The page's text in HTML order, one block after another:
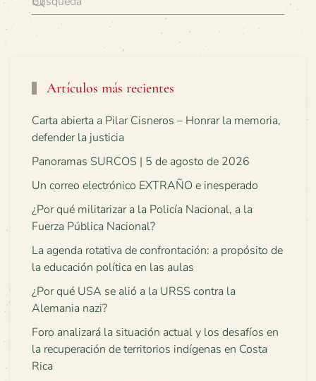
Artículos más recientes
Carta abierta a Pilar Cisneros – Honrar la memoria,
defender la justicia
Panoramas SURCOS | 5 de agosto de 2026
Un correo electrónico EXTRAÑO e inesperado
¿Por qué militarizar a la Policía Nacional, a la
Fuerza Pública Nacional?
La agenda rotativa de confrontación: a propósito de
la educación política en las aulas
¿Por qué USA se alió a la URSS contra la
Alemania nazi?
Foro analizará la situación actual y los desafíos en
la recuperación de territorios indígenas en Costa
Rica